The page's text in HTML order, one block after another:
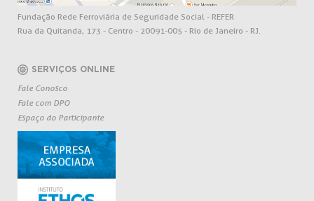
Fundação Rede Ferroviária de Seguridade Social - REFER
Rua da Quitanda, 173 - Centro - 20091-005 - Rio de Janeiro - RJ.
SERVIÇOS ONLINE
Fale Conosco
Fale com DPO
Espaço do Participante